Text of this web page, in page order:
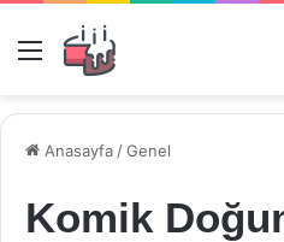
Menü
Anasayfa /Genel
Komik